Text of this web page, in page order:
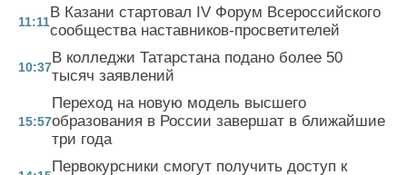
11:11
В Казани стартовал IV Форум Всероссийского
сообщества наставников-просветителей
10:37
В колледжи Татарстана подано более 50
тысяч заявлений
15:57
Переход на новую модель высшего
образования в России завершат в ближайшие
три года
Первокурсники смогут получить доступ к